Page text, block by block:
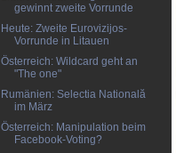
gewinnt zweite Vorrunde
Heute: Zweite Eurovizijos-
Vorrunde in Litauen
Österreich: Wildcard geht an
"The one"
Rumänien: Selectia Natională
im März
Österreich: Manipulation beim
Facebook-Voting?